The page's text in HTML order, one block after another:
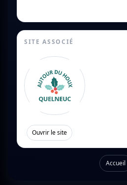
SITE ASSOCIÉ
Ouvrir le site
Accueil